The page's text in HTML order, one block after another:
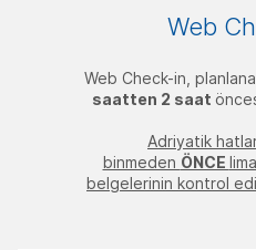
Web
Web Check-in,
saatten 2 saat
Adriyatik
binmeden ÖNCE
belgelerinin kontrol